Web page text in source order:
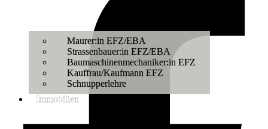
Maurer:in EFZ/EBA
Strassenbauer:in EFZ/EBA
Baumaschinenmechaniker:in EFZ
Kauffrau/Kaufmann EFZ
Schnupperlehre
Immobilien